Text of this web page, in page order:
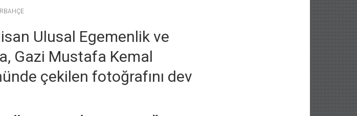
Ulusal Egemenlik ve
Gazi Mustafa Kemal
çekilen fotoğrafını dev